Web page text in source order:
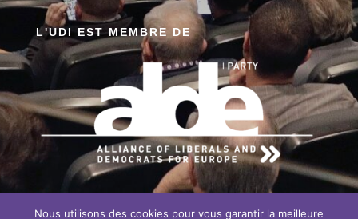
L'UDI EST MEMBRE DE
EN SAVOIR PLUS SUR NOTRE ENGAGEMENT
Nous utilisons des cookies pour vous garantir la meilleure